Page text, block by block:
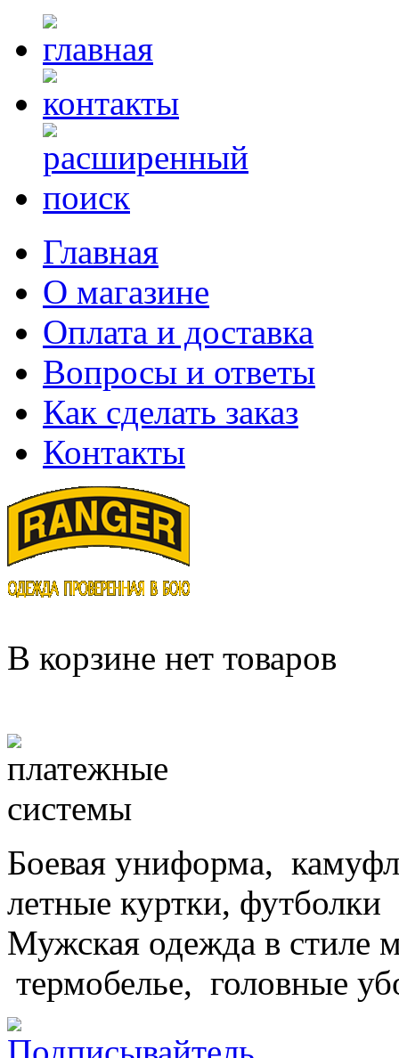
Главная
О магазине
Оплата и доставка
Вопросы и ответы
Как сделать заказ
Контакты
В корзине нет товаров
Боевая униформа,
летные куртки, футболки
Мужская одежда в
термобелье, головные